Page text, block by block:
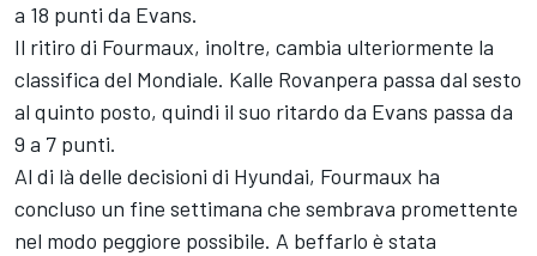
a 18 punti da Evans.
Il ritiro di Fourmaux, inoltre, cambia ulteriormente la
classifica del Mondiale. Kalle Rovanpera passa dal sesto
al quinto posto, quindi il suo ritardo da Evans passa da
9 a 7 punti.
Al di là delle decisioni di Hyundai, Fourmaux ha
concluso un fine settimana che sembrava promettente
nel modo peggiore possibile. A beffarlo è stata